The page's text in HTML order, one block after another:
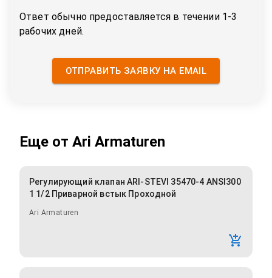
Ответ обычно предоставляется в течении 1-3
рабочих дней.
ОТПРАВИТЬ ЗАЯВКУ НА EMAIL
Еще от Ari Armaturen
Регулирующий клапан ARI-STEVI 35470-4 ANSI300
1 1/2 Приварной встык Проходной
Ari Armaturen